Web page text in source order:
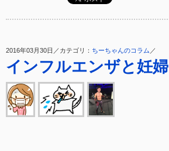
2016年03月30日／カテゴリ： ちーちゃんのコラム ／
インフルエンザと妊婦